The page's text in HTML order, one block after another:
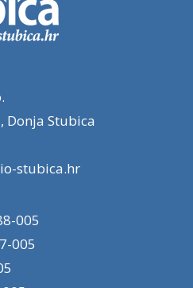
Donja Stubica
stubica.hr
005
005